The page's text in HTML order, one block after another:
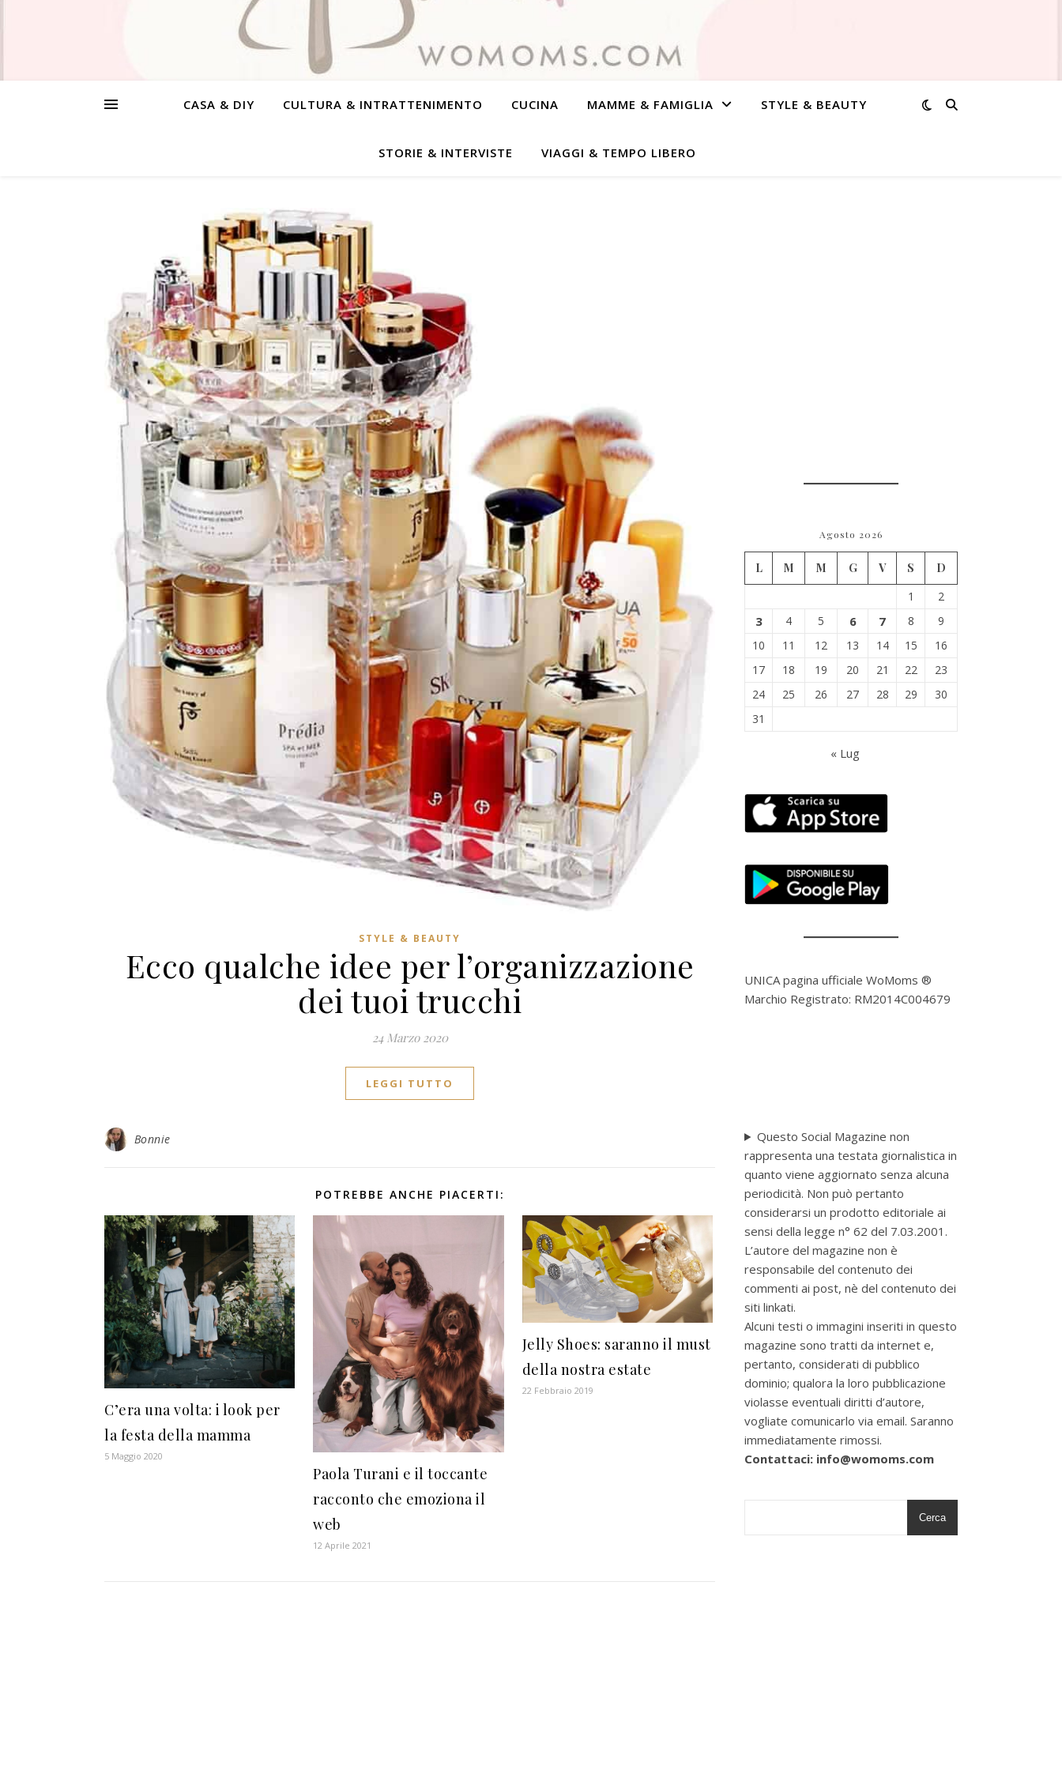
CASA & DIY CULTURA & INTRATTENIMENTO CUCINA MAMME & FAMIGLIA STYLE & BEAUTY
STORIE & INTERVISTE VIAGGI & TEMPO LIBERO
STYLE & BEAUTY
Ecco qualche idee per l’organizzazione
dei tuoi trucchi
24 Marzo 2020
LEGGI TUTTO
Bonnie
POTREBBE ANCHE PIACERTI:
C’era una volta: i look per
la festa della mamma
5 Maggio 2020
Paola Turani e il toccante
racconto che emoziona il
web
12 Aprile 2021
Jelly Shoes: saranno il must
della nostra estate
22 Febbraio 2019
Agosto 2026
L M M G V S
D
1
2
3 4 5 6 7 8
9
10
11 12 13 14 15
16
17
18 19 20 21 22
23
24
25 26 27 28 29
30
31
« Lug
UNICA pagina ufficiale WoMoms ®
Marchio Registrato: RM2014C004679
Questo Social Magazine non
rappresenta una testata giornalistica in
quanto viene aggiornato senza alcuna
periodicità. Non può pertanto
considerarsi un prodotto editoriale ai
sensi della legge n° 62 del 7.03.2001.
L’autore del magazine non è
responsabile del contenuto dei
commenti ai post, nè del contenuto dei
siti linkati.
Alcuni testi o immagini inseriti in questo
magazine sono tratti da internet e,
pertanto, considerati di pubblico
dominio; qualora la loro pubblicazione
violasse eventuali diritti d’autore,
vogliate comunicarlo via email. Saranno
immediatamente rimossi.
Contattaci: info@womoms.com
Cerca